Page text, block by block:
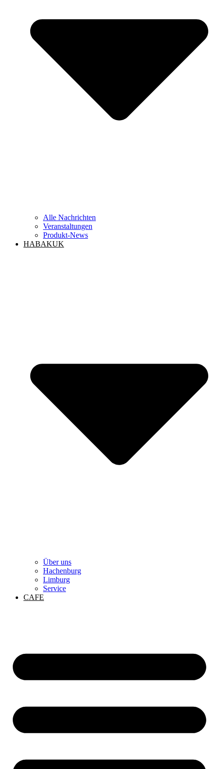
Alle Nachrichten
Veranstaltungen
Produkt-News
HABAKUK
Über uns
Hachenburg
Limburg
Service
CAFE